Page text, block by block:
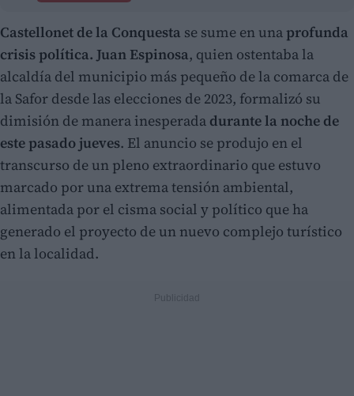
Castellonet de la Conquesta se sume en unaprofunda
crisis política. Juan Espinosa, quien ostentaba la
alcaldía del municipio más pequeño de la comarca de
la Safor desde las elecciones de 2023, formalizó su
dimisión de manera inesperada durante la noche de
este pasado jueves. El anuncio se produjo en el
transcurso de un pleno extraordinario que estuvo
marcado por una extrema tensión ambiental,
alimentada por el cisma social y político que ha
generado el proyecto de un nuevo complejo turístico
en la localidad.